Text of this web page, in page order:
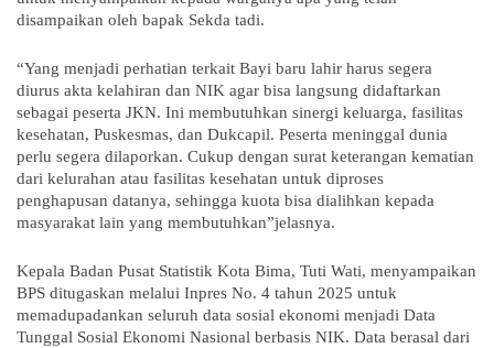
disampaikan oleh bapak Sekda tadi.
“Yang menjadi perhatian terkait Bayi baru lahir harus segera
diurus akta kelahiran dan NIK agar bisa langsung didaftarkan
sebagai peserta JKN. Ini membutuhkan sinergi keluarga, fasilitas
kesehatan, Puskesmas, dan Dukcapil. Peserta meninggal dunia
perlu segera dilaporkan. Cukup dengan surat keterangan kematian
dari kelurahan atau fasilitas kesehatan untuk diproses
penghapusan datanya, sehingga kuota bisa dialihkan kepada
masyarakat lain yang membutuhkan”jelasnya.
Kepala Badan Pusat Statistik Kota Bima, Tuti Wati, menyampaikan
BPS ditugaskan melalui Inpres No. 4 tahun 2025 untuk
memadupadankan seluruh data sosial ekonomi menjadi Data
Tunggal Sosial Ekonomi Nasional berbasis NIK. Data berasal dari